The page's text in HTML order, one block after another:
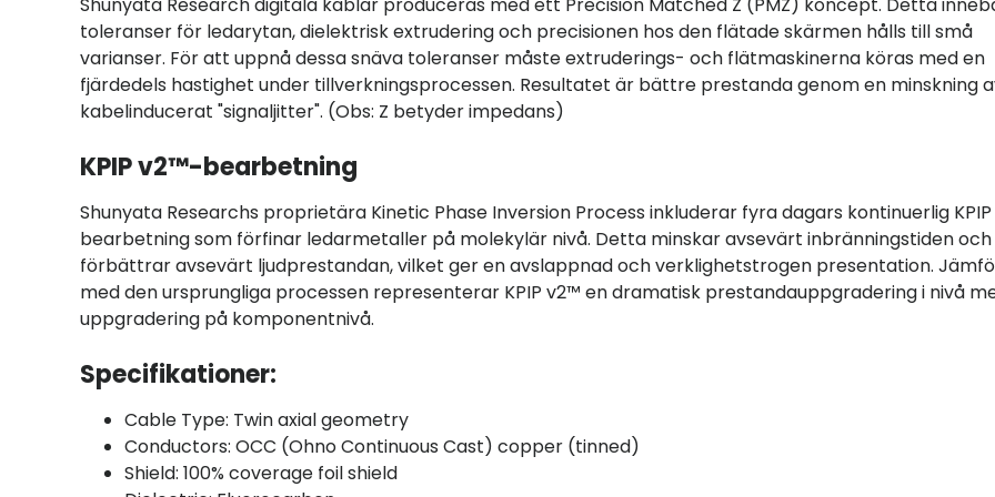
Shunyata Research digitala kablar produceras med ett ‌Precision Matched Z (‌‌‌‌PMZ) koncept. Detta
toleranser för ledarytan, dielektrisk extrudering och precisionen hos den flätade skärmen hålls till små
varianser. För att uppnå dessa snäva toleranser måste extruderings- och flätmaskinerna köras med en
fjärdedels hastighet under tillverkningsprocessen. Resultatet är bättre prestanda genom en minskning
kabelinducerat "signaljitter". (Obs: Z betyder impedans)
KPIP v2™-bearbetning
Shunyata Researchs proprietära Kinetic Phase Inversion Process inkluderar fyra dagars kontinuerlig
bearbetning som förfinar ledarmetaller på molekylär nivå. Detta minskar avsevärt inbränningstiden och
förbättrar avsevärt ljudprestandan, vilket ger en avslappnad och verklighetstrogen presentation.
med den ursprungliga processen representerar KPIP v2™ en dramatisk prestandauppgradering i nivå
uppgradering på komponentnivå.
Specifikationer:
Cable Type: Twin axial geometry
Conductors: OCC (Ohno Continuous Cast) copper (tinned)
Shield: 100% coverage foil shield